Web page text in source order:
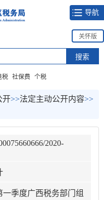
导航
关怀版
税 社保费 个税
开>>法定主动公开内容>>
2020-
一季度广西税务部门组